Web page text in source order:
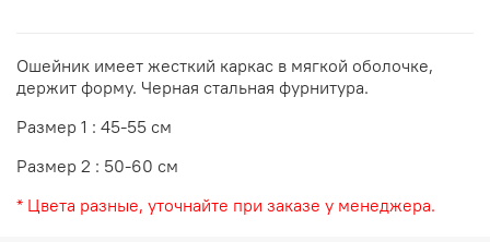
Ошейник имеет жесткий каркас в мягкой оболочке,
держит форму. Черная стальная фурнитура.
Размер 1 : 45-55 см
Размер 2 : 50-60 см
* Цвета разные, уточнайте при заказе у менеджера.